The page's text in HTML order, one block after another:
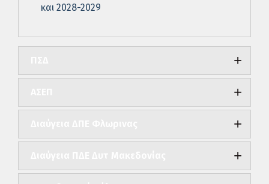
και 2028-2029